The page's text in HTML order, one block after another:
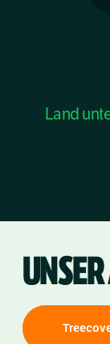
Land